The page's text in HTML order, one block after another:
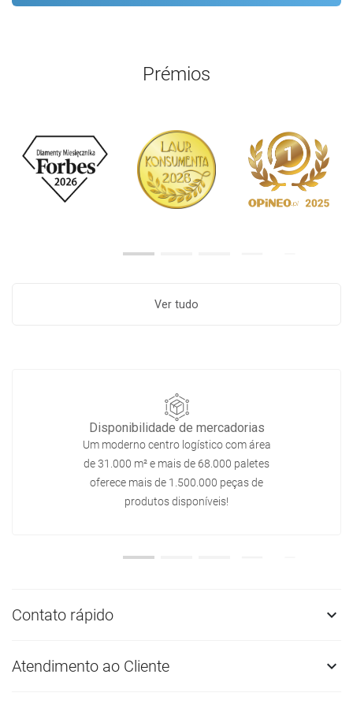
Prémios
Ver tudo
Disponibilidade de mercadorias
Um moderno centro logístico com área
de 31.000 m² e mais de 68.000 paletes
oferece mais de 1.500.000 peças de
produtos disponíveis!
Contato rápido 
Atendimento ao Cliente 